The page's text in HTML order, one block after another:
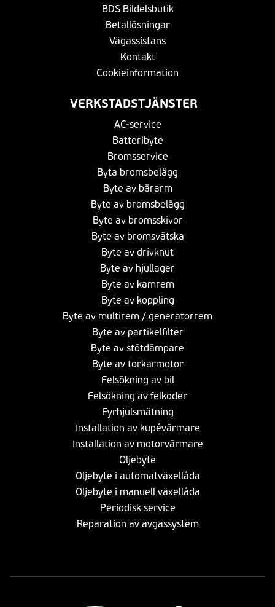
BDS Bildelsbutik
Betallösningar
Vägassistans
Kontakt
Cookieinformation
VERKSTADSTJÄNSTER
AC-service
Batteribyte
Bromsservice
Byta bromsbelägg
Byte av bärarm
Byte av bromsbelägg
Byte av bromsskivor
Byte av bromsvätska
Byte av drivknut
Byte av hjullager
Byte av kamrem
Byte av koppling
Byte av multirem / generatorrem
Byte av partikelfilter
Byte av stötdämpare
Byte av torkarmotor
Felsökning av bil
Felsökning av felkoder
Fyrhjulsmätning
Installation av kupévärmare
Installation av motorvärmare
Oljebyte
Oljebyte i automatväxellåda
Oljebyte i manuell växellåda
Periodisk service
Reparation av avgassystem